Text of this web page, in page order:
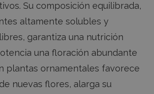
Su composición equilibrada,
altamente solubles y
garantiza una nutrición
una floración abundante
plantas ornamentales favorece
nuevas flores, alarga su